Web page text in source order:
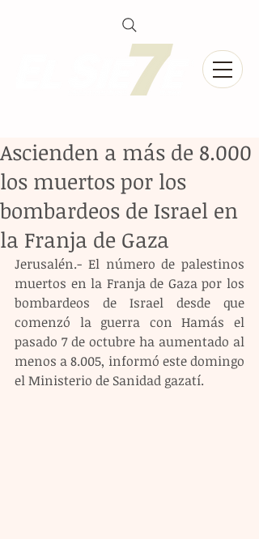
Ascienden a más de 8.000
los muertos por los
bombardeos de Israel en
la Franja de Gaza
Jerusalén.- El número de palestinos
muertos en la Franja de Gaza por los
bombardeos de Israel desde que
comenzó la guerra con Hamás el
pasado 7 de octubre ha aumentado al
menos a 8.005, informó este domingo
el Ministerio de Sanidad gazatí.